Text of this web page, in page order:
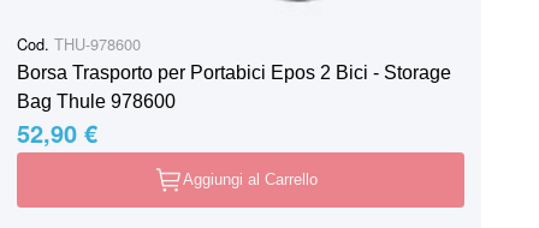
Cod. THU-978600
Borsa Trasporto per Portabici Epos 2 Bici - Storage
Bag Thule 978600
52,90 €
Aggiungi al Carrello